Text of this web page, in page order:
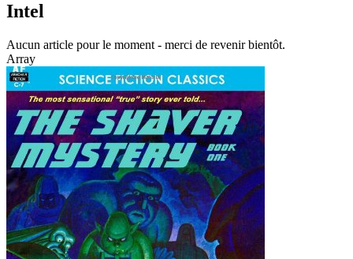
Intel
Aucun article pour le moment - merci de revenir bientôt.
Array